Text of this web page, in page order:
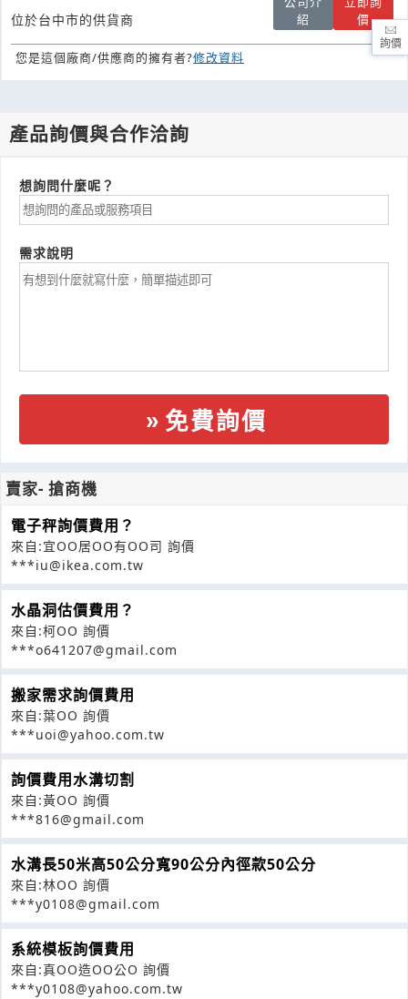
位於台中市的供貨商
紹
價
您是這個廠商/供應商的擁有者?修改資料
產品詢價與合作洽詢
想詢問什麼呢？
需求說明
免費詢價
賣家- 搶商機
電子秤詢價費用？
來自:宜OO居OO有OO司 詢價
***iu@ikea.com.tw
水晶洞估價費用？
來自:柯OO 詢價
***o641207@gmail.com
搬家需求詢價費用
來自:葉OO 詢價
***uoi@yahoo.com.tw
詢價費用水溝切割
來自:黃OO 詢價
***816@gmail.com
水溝長50米高50公分寬90公分內徑款50公分
來自:林OO 詢價
***y0108@gmail.com
系統模板詢價費用
來自:真OO造OO公O 詢價
***y0108@yahoo.com.tw
詢價